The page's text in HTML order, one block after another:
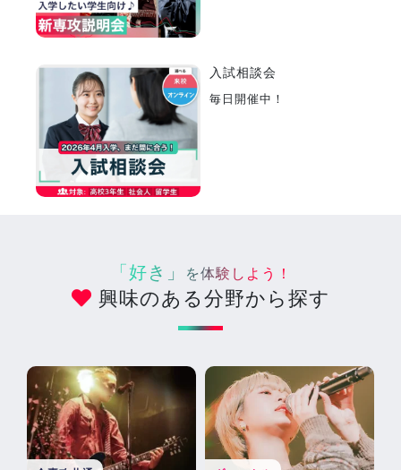
入試相談会
毎日開催中！
「好き」 を体験しよう！
興味のある分野から探す